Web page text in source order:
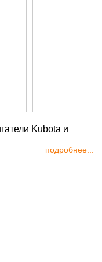
подробнее...